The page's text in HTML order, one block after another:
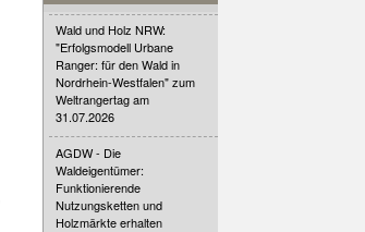
Wald und Holz NRW:
"Erfolgsmodell Urbane
Ranger: für den Wald in
Nordrhein-Westfalen" zum
Weltrangertag am
31.07.2026
AGDW - Die
Waldeigentümer:
Funktionierende
Nutzungsketten und
Holzmärkte erhalten